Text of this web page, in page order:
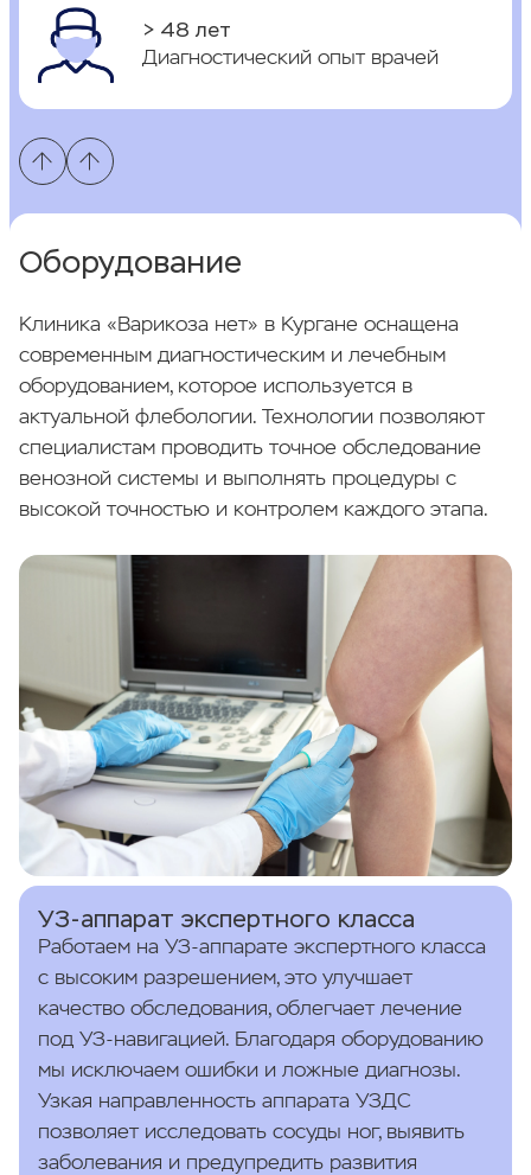
> 48 лет
Диагностический опыт врачей
Оборудование
Клиника «Варикоза нет» в Кургане оснащена
современным диагностическим и лечебным
оборудованием, которое используется в
актуальной флебологии. Технологии позволяют
специалистам проводить точное обследование
венозной системы и выполнять процедуры с
высокой точностью и контролем каждого этапа.
УЗ-аппарат экспертного класса
Работаем на УЗ-аппарате экспертного класса
с высоким разрешением, это улучшает
качество обследования, облегчает лечение
под УЗ-навигацией. Благодаря оборудованию
мы исключаем ошибки и ложные диагнозы.
Узкая направленность аппарата УЗДС
позволяет исследовать сосуды ног, выявить
заболевания и предупредить развития